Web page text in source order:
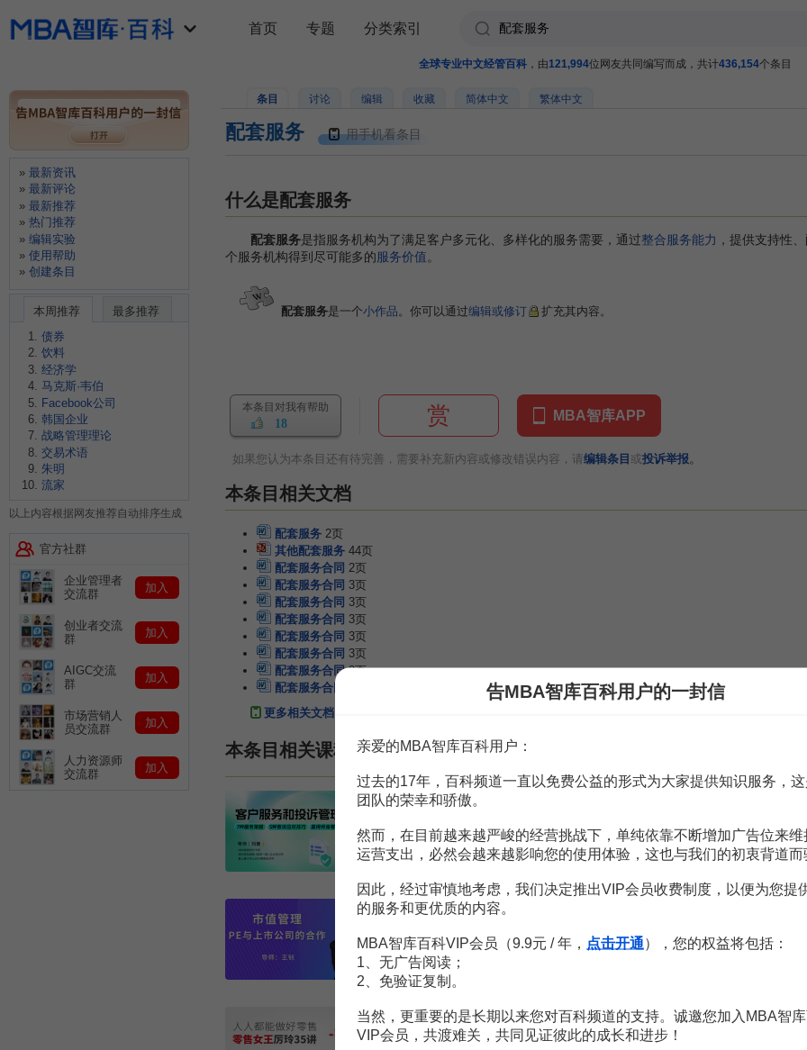
全球专业中文经管百科 ，由121,994位网友共同编写而成，共计436,154个条目
条目 讨论 编辑 收藏 简体中文 繁体中文
配套服务 用手机看条目
什么是配套服务
配套服务是指服务机构为了满足客户多元化、多样化的服务需要，通过整合服务能力 ，提供支持性
个服务机构得到尽可能多的服务价值。
配套服务是一个小作品。你可以通过编辑或修订 扩充其内容。
本条目对我有帮助
18 赏 MBA智库APP
如果您认为本条目还有待完善，需要补充新内容或修改错误内容，请编辑条目 或投诉举报。
本条目相关文档
配套服务 2页
其他配套服务 44页
配套服务合同 2页
配套服务合同 3页
配套服务合同 3页
配套服务合同 3页
配套服务合同 3页
配套服务合同 3页
配套服务合同 3页
配套服务合同
更多相关文档
本条目相关课程
客户服务和投诉管理
¥59 ¥99
市值管理-PE与上市公司的合作
¥79
零售课35讲，“百货达人”带你做好零售
厉玲
首页 专题 分类索引
最新资讯
最新评论
最新推荐
热门推荐
编辑实验
使用帮助
创建条目
本周推荐
最多推荐
债券
饮料
经济学
马克斯·韦伯
Facebook公司
韩国企业
战略管理理论
交易术语
朱明
流家
以上内容根据网友推荐自动排序生成
官方社群
企业管理者
交流群
加入
创业者交流
群
加入
AIGC交流
群
加入
市场营销人
员交流群
加入
人力资源师
交流群
加入
告MBA智库百科用户的一封信
亲爱的MBA智库百科用户：
过去的17年，百科频道一直以免费公益的形式为大家提供知识服务，
团队的荣幸和骄傲。
然而，在目前越来越严峻的经营挑战下，单纯依靠不断增加广告位来维
运营支出，必然会越来越影响您的使用体验，这也与我们的初衷背道而
因此，经过审慎地考虑，我们决定推出VIP会员收费制度，以便为您提
的服务和更优质的内容。
MBA智库百科VIP会员（9.9元 / 年， 点击开通），您的权益将包括：
1、无广告阅读；
2、免验证复制。
当然，更重要的是长期以来您对百科频道的支持。诚邀您加入MBA智
VIP会员，共渡难关，共同见证彼此的成长和进步！